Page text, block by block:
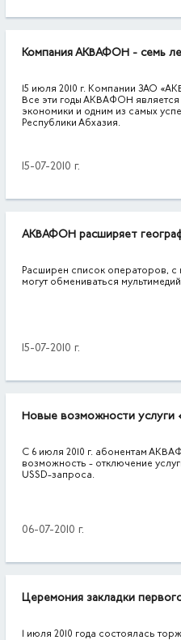
Компания АКВАФОН - семь
15 июля 2010 г. Компании ЗАО
Все эти годы АКВАФОН
экономики и одним из самых
Республики Абхазия.
15-07-2010 г.
АКВАФОН расширяет
Расширен список операторов,
могут обмениваться
15-07-2010 г.
Новые возможности услуги
С 6 июля 2010 г. абонентам
возможность - отключение
USSD-запроса.
06-07-2010 г.
Церемония закладки
1 июля 2010 года состоялась